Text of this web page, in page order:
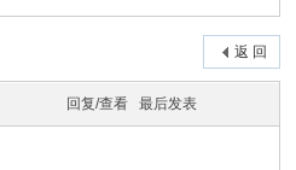
返 回
回复/查看 最后发表